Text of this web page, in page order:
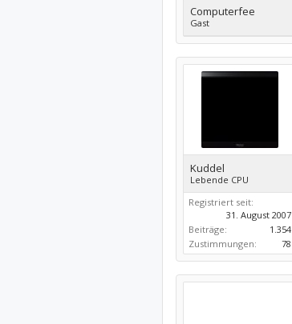
Computerfee
Gast
Kuddel
Lebende CPU
Registriert seit:
31. August 2007
Beiträge:
1.354
Zustimmungen:
78